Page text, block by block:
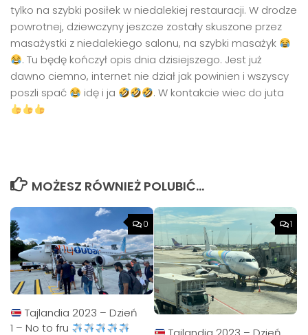
tylko na szybki posiłek w niedalekiej restauracji. W drodze
powrotnej, dziewczyny jeszcze zostały skuszone przez
masażystki z niedalekiego salonu, na szybki masażyk
. Tu będę kończył opis dnia dzisiejszego. Jest już
dawno ciemno, internet nie dział jak powinien i wszyscy
poszli spać
idę i ja . W kontakcie wiec do juta
MOŻESZ RÓWNIEŻ POLUBIĆ…
0
Tajlandia 2023 – Dzień
1 – No to fru
1